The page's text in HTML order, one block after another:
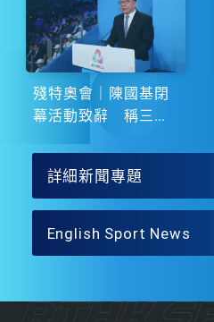
殘特奧會｜陳國基閉
幕活動致辭 稱三地
詳細新聞專題
English Sport News